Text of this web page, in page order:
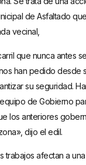
de Asfaltado
vecinal,
que nunca antes
han pedido desde
su seguridad.
de Gobierno
los anteriores
dijo el edil.
trabajos afectan a